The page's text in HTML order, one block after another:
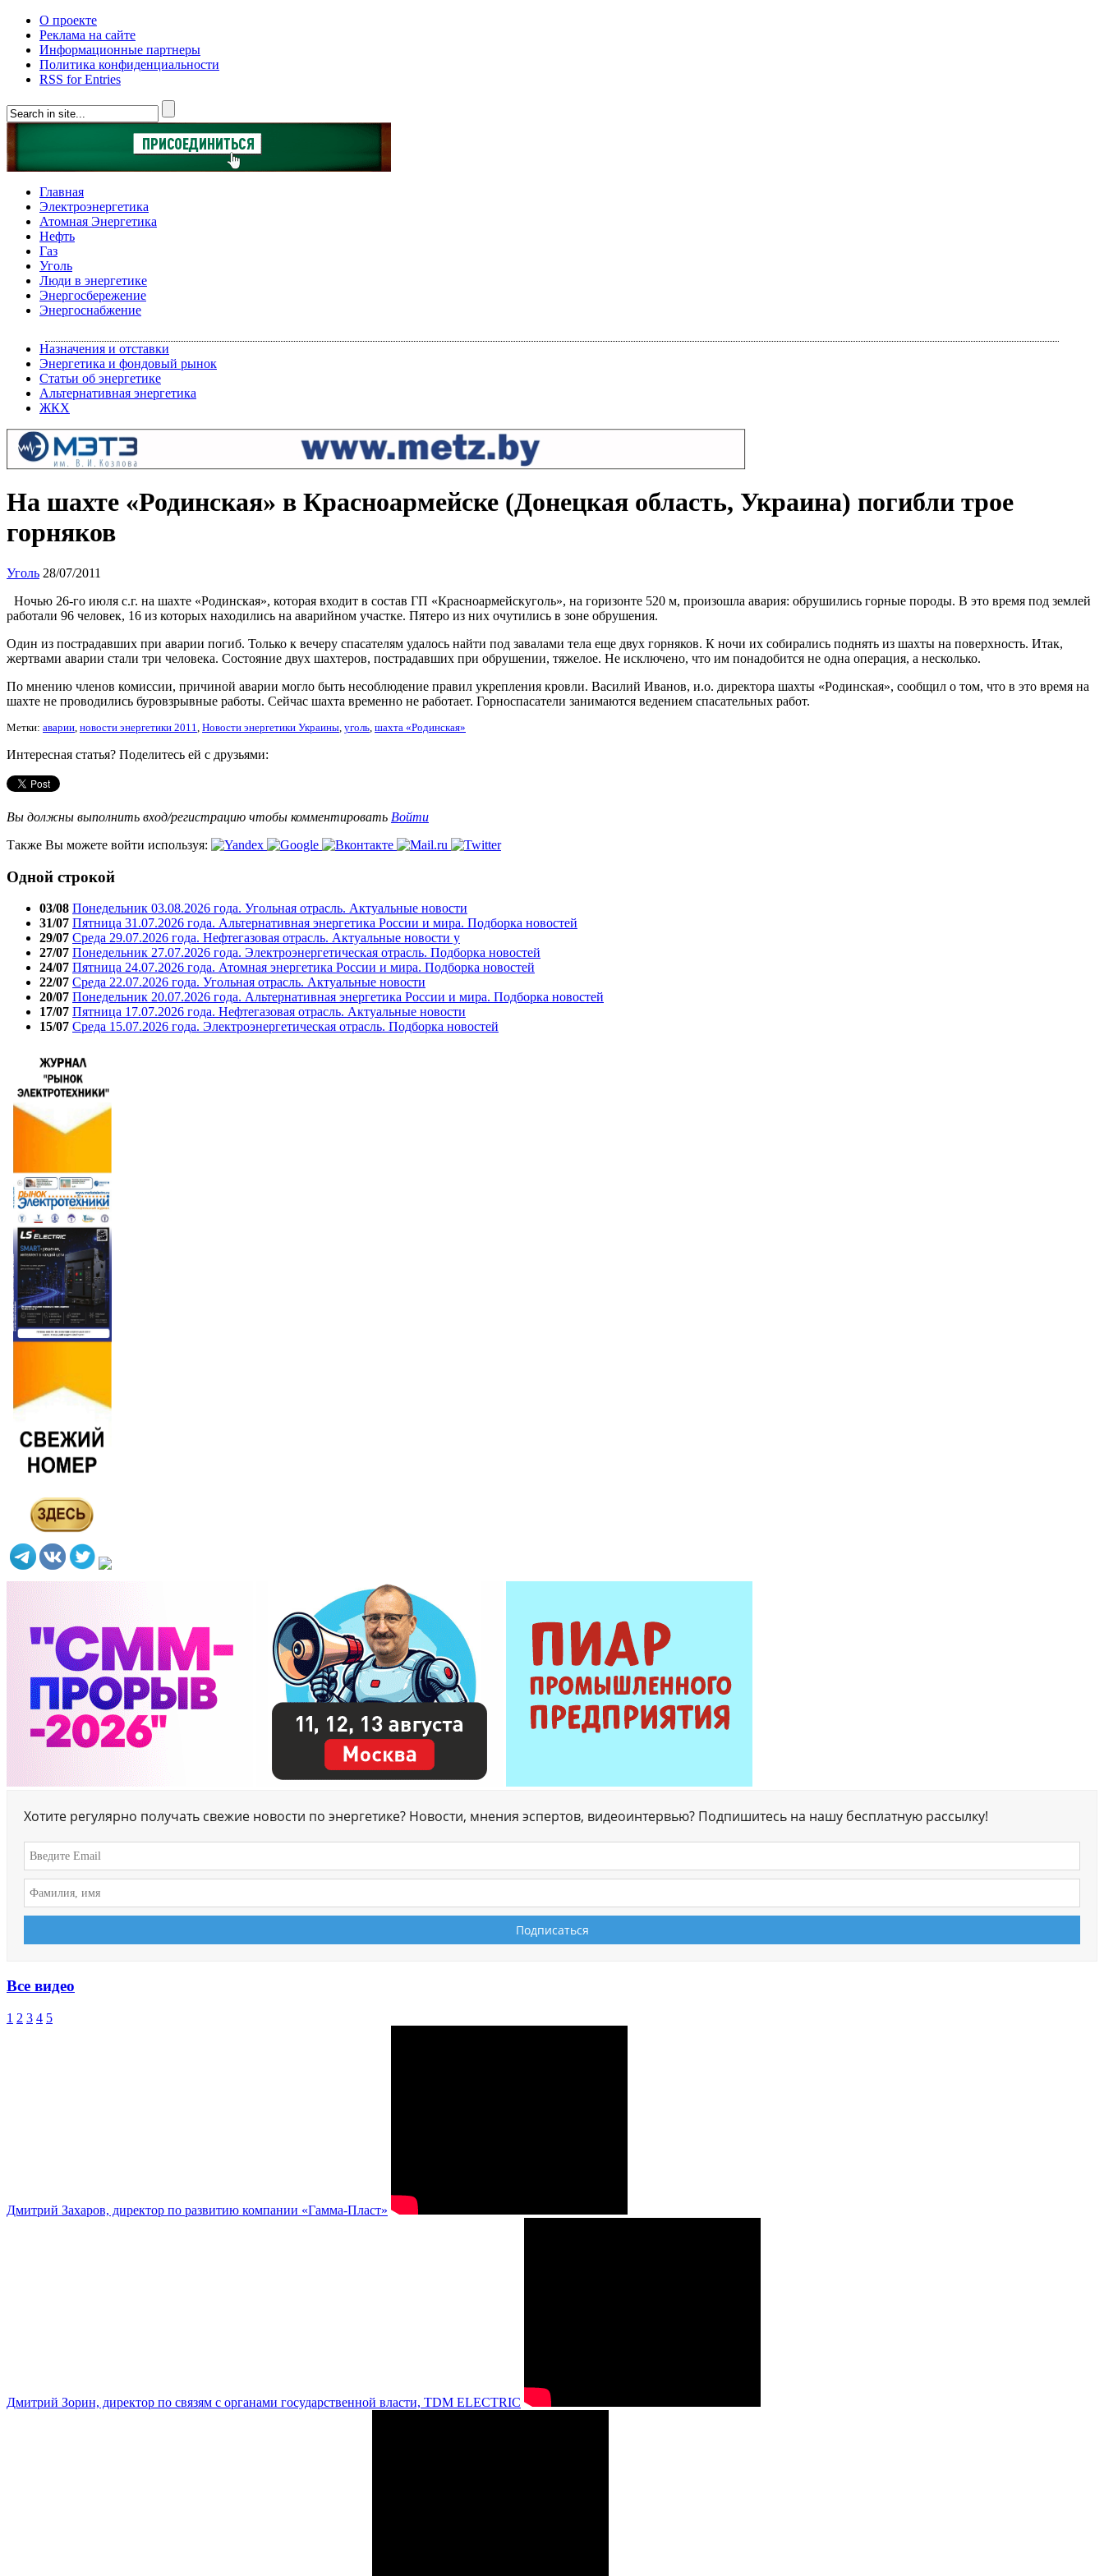
О проекте
Реклама на сайте
Информационные партнеры
Политика конфиденциальности
RSS for Entries
Главная
Электроэнергетика
Атомная Энергетика
Нефть
Газ
Уголь
Люди в энергетике
Энергосбережение
Энергоснабжение
Назначения и отставки
Энергетика и фондовый рынок
Статьи об энергетике
Альтернативная энергетика
ЖКХ
На шахте «Родинская» в Красноармейске (Донецкая область, Украина) погибли трое
горняков
Уголь 28/07/2011
Ночью 26-го июля с.г. на шахте «Родинская», которая входит в состав ГП «Красноармейскуголь», на горизонте 520 м, произошла авария: обрушились горные породы. В это время под землей
работали 96 человек, 16 из которых находились на аварийном участке. Пятеро из них очутились в зоне обрушения.
Один из пострадавших при аварии погиб. Только к вечеру спасателям удалось найти под завалами тела еще двух горняков. К ночи их собирались поднять из шахты на поверхность. Итак,
жертвами аварии стали три человека. Состояние двух шахтеров, пострадавших при обрушении, тяжелое. Не исключено, что им понадобится не одна операция, а несколько.
По мнению членов комиссии, причиной аварии могло быть несоблюдение правил укрепления кровли. Василий Иванов, и.о. директора шахты «Родинская», сообщил о том, что в это время на
шахте не проводились буровзрывные работы. Сейчас шахта временно не работает. Горноспасатели занимаются ведением спасательных работ.
Метки: аварии, новости энергетики 2011, Новости энергетики Украины, уголь, шахта «Родинская»
Интересная статья? Поделитесь ей с друзьями:
Вы должны выполнить вход/регистрацию чтобы комментировать Войти
Также Вы можете войти используя:
Одной строкой
03/08 Понедельник 03.08.2026 года. Угольная отрасль. Актуальные новости
31/07 Пятница 31.07.2026 года. Альтернативная энергетика России и мира. Подборка новостей
29/07 Среда 29.07.2026 года. Нефтегазовая отрасль. Актуальные новости у
27/07 Понедельник 27.07.2026 года. Электроэнергетическая отрасль. Подборка новостей
24/07 Пятница 24.07.2026 года. Атомная энергетика России и мира. Подборка новостей
22/07 Среда 22.07.2026 года. Угольная отрасль. Актуальные новости
20/07 Понедельник 20.07.2026 года. Альтернативная энергетика России и мира. Подборка новостей
17/07 Пятница 17.07.2026 года. Нефтегазовая отрасль. Актуальные новости
15/07 Среда 15.07.2026 года. Электроэнергетическая отрасль. Подборка новостей
Хотите регулярно получать свежие новости по энергетике? Новости, мнения эспертов, видеоинтервью? Подпишитесь на нашу бесплатную рассылку!
Все видео
1 2 3 4 5
Дмитрий Захаров, директор по развитию компании «Гамма-Пласт»
Дмитрий Зорин, директор по связям с органами государственной власти, TDM ELECTRIC